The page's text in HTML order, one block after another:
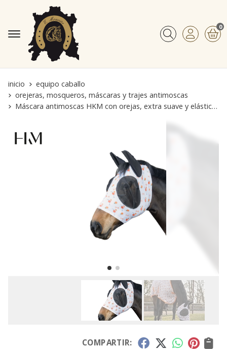
Buscar
0
inicio
equipo caballo
orejeras, mosqueros, máscaras y trajes antimoscas
Máscara antimoscas HKM con orejas, extra suave y elástica estampado naranjas TALLA COB
COMPARTIR: